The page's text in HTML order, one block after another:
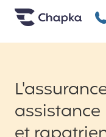
Chapka
assistance